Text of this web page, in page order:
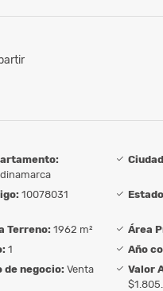
10078031
Terreno: 1962 m² Área
1 Año
de negocio: Venta
Valor